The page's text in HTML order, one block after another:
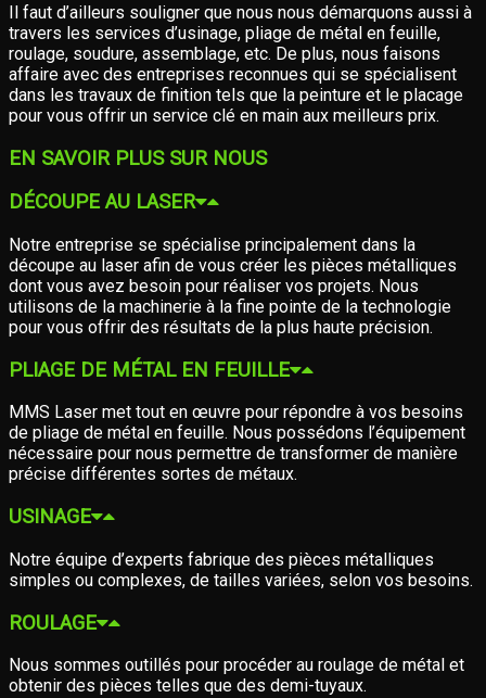
Il faut d’ailleurs souligner que nous nous démarquons aussi à
travers les services d’usinage, pliage de métal en feuille,
roulage, soudure, assemblage, etc. De plus, nous faisons
affaire avec des entreprises reconnues qui se spécialisent
dans les travaux de finition tels que la peinture et le placage
pour vous offrir un service clé en main aux meilleurs prix.
EN SAVOIR PLUS SUR NOUS
DÉCOUPE AU LASER
Notre entreprise se spécialise principalement dans la
découpe au laser afin de vous créer les pièces métalliques
dont vous avez besoin pour réaliser vos projets. Nous
utilisons de la machinerie à la fine pointe de la technologie
pour vous offrir des résultats de la plus haute précision.
PLIAGE DE MÉTAL EN FEUILLE
MMS Laser met tout en œuvre pour répondre à vos besoins
de pliage de métal en feuille. Nous possédons l’équipement
nécessaire pour nous permettre de transformer de manière
précise différentes sortes de métaux.
USINAGE
Notre équipe d’experts fabrique des pièces métalliques
simples ou complexes, de tailles variées, selon vos besoins.
ROULAGE
Nous sommes outillés pour procéder au roulage de métal et
obtenir des pièces telles que des demi-tuyaux.